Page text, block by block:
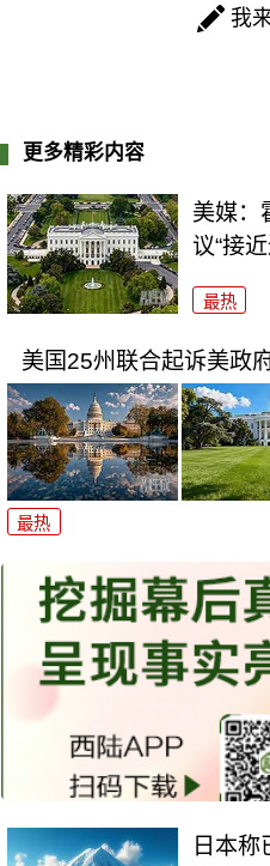
我
更多精彩内容
美媒：
议“接
最热
美国25州联合起诉美政
最热
日本称